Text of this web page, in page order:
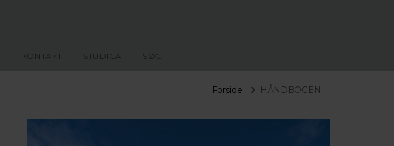
KONTAKT STUDICA SØG
Forside HÅNDBOGEN